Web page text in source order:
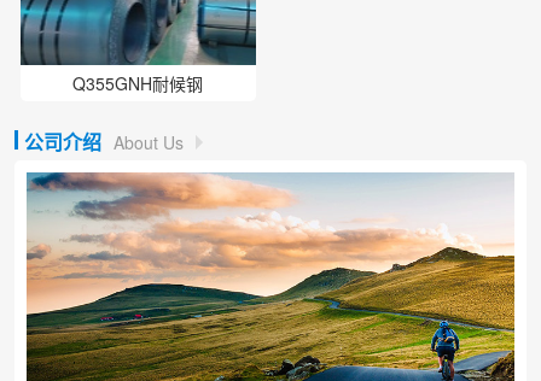
Q355GNH耐候钢
公司介绍 About Us